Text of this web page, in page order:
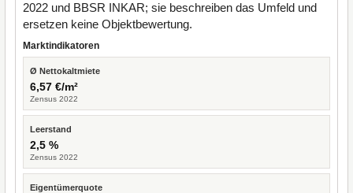
2022 und BBSR INKAR; sie beschreiben das Umfeld und
ersetzen keine Objektbewertung.
Marktindikatoren
Ø Nettokaltmiete
6,57 €/m²
Zensus 2022
Leerstand
2,5 %
Zensus 2022
Eigentümerquote